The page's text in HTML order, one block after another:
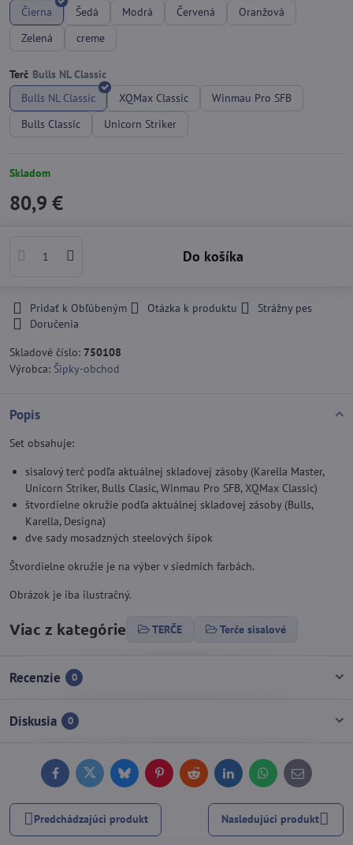
Čierna
Šedá Modrá Červená
Oranžová
Zelená
creme
Terč
Bulls NL Classic
XQMax Classic
Winmau Pro SFB
Bulls Classic
Unicorn Striker
Skladom
80,9 €
Do košíka
Pridať k Obľúbeným Otázka k produktu
Strážny pes
Doručenia
Skladové číslo: 750108
Výrobca: Šipky-obchod
Popis
Set obsahuje:
sisalový terč podľa aktuálnej skladovej zásoby (Karella Master,
Unicorn Striker, Bulls Clasic, Winmau Pro SFB, XQMax Classic)
štvordielne okružie podľa aktuálnej skladovej zásoby (Bulls,
Karella, Designa)
dve sady mosadzných steelových šípok
Štvordielne okružie je na výber v siedmich farbách.
Obrázok je iba ilustračný.
Viac z kategórie TERČE Terče sisalové
Recenzie 0
Diskusia 0
FacebookTwitterBlueskyPinterestReddit LinkedInWhatsApp
E-
mail
Predchádzajúci produkt Nasledujúci produkt